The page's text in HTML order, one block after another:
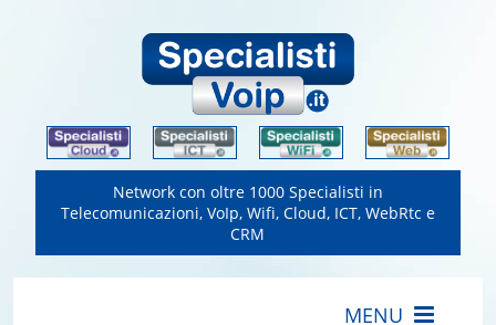
Network con oltre 1000 Specialisti in
Telecomunicazioni, VoIp, Wifi, Cloud, ICT, WebRtc e
CRM